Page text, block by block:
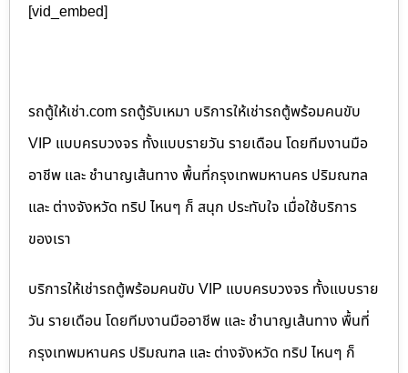
[vid_embed]
รถตู้ให้เช่า.com รถตู้รับเหมา บริการให้เช่ารถตู้พร้อมคนขับ
VIP แบบครบวงจร ทั้งแบบรายวัน รายเดือน โดยทีมงานมือ
อาชีพ และ ชำนาญเส้นทาง พื้นที่กรุงเทพมหานคร ปริมณฑล
และ ต่างจังหวัด ทริป ไหนๆ ก็ สนุก ประทับใจ เมื่อใช้บริการ
ของเรา
บริการให้เช่ารถตู้พร้อมคนขับ VIP แบบครบวงจร ทั้งแบบราย
วัน รายเดือน โดยทีมงานมืออาชีพ และ ชำนาญเส้นทาง พื้นที่
กรุงเทพมหานคร ปริมณฑล และ ต่างจังหวัด ทริป ไหนๆ ก็